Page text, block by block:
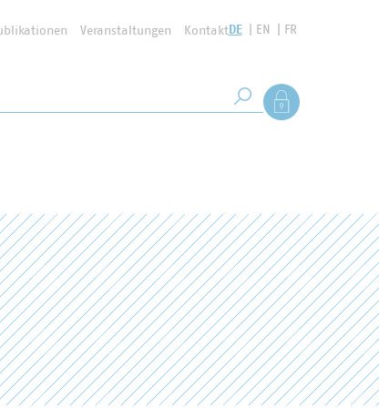
Veranstaltungen KontaktDE EN FR
Suche starten
Als Mitglied